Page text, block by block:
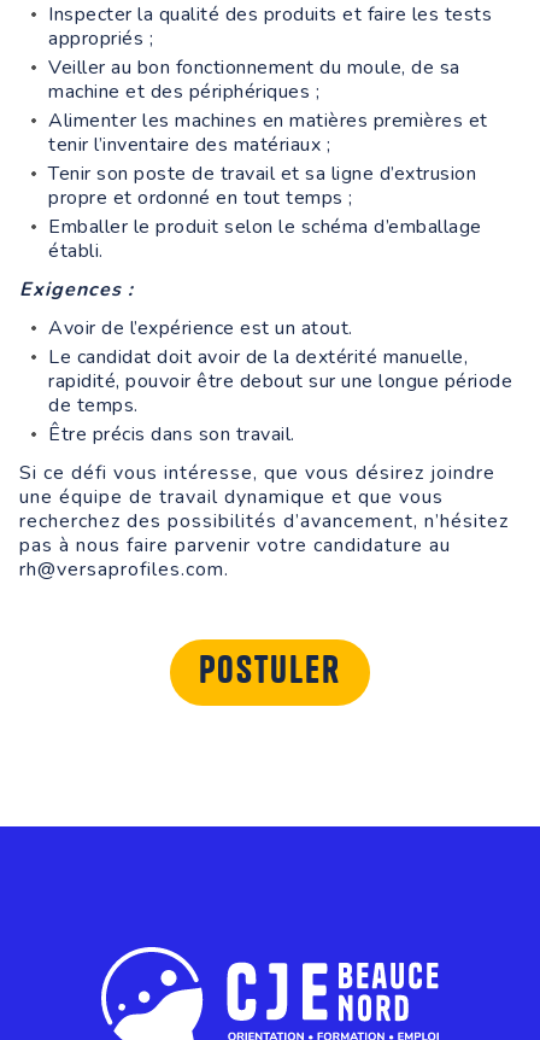
Inspecter la qualité des produits et faire les tests
appropriés ;
Veiller au bon fonctionnement du moule, de sa
machine et des périphériques ;
Alimenter les machines en matières premières et
tenir l’inventaire des matériaux ;
Tenir son poste de travail et sa ligne d’extrusion
propre et ordonné en tout temps ;
Emballer le produit selon le schéma d’emballage
établi.
Exigences :
Avoir de l’expérience est un atout.
Le candidat doit avoir de la dextérité manuelle,
rapidité, pouvoir être debout sur une longue période
de temps.
Être précis dans son travail.
Si ce défi vous intéresse, que vous désirez joindre
une équipe de travail dynamique et que vous
recherchez des possibilités d’avancement, n’hésitez
pas à nous faire parvenir votre candidature au
rh@versaprofiles.com.
Postuler